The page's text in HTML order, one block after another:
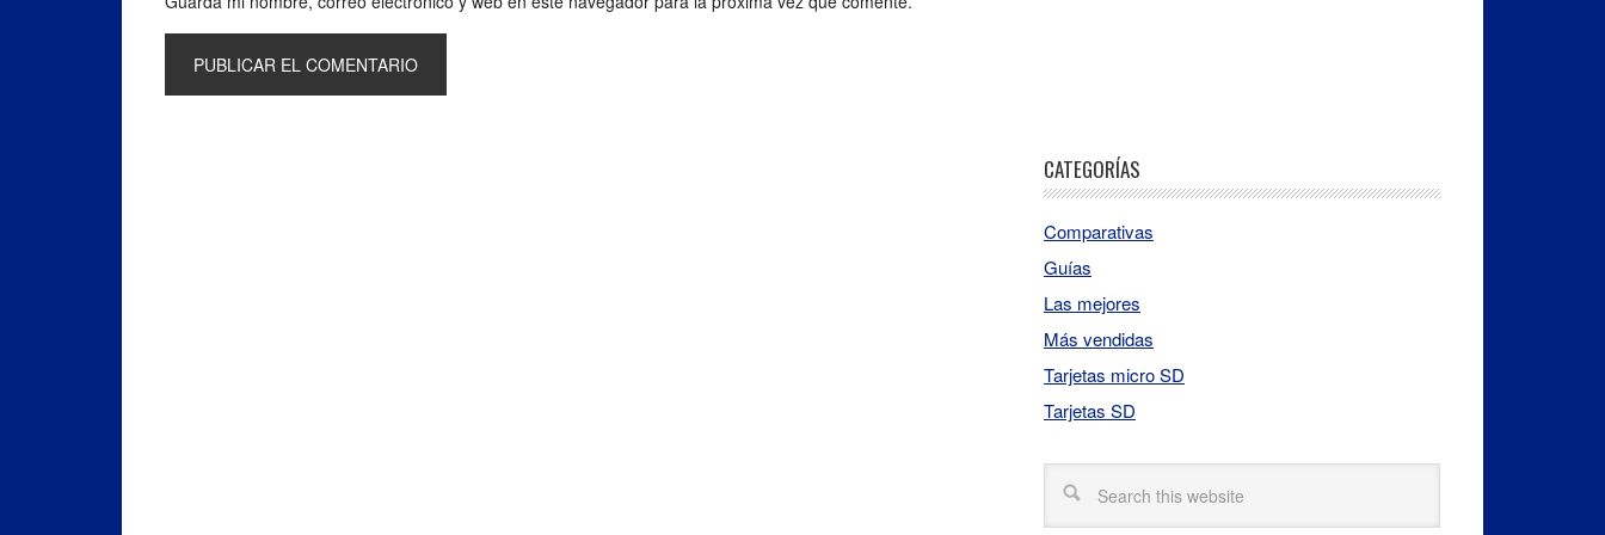
CATEGORÍAS
Comparativas
Guías
Las mejores
Más vendidas
Tarjetas micro SD
Tarjetas SD